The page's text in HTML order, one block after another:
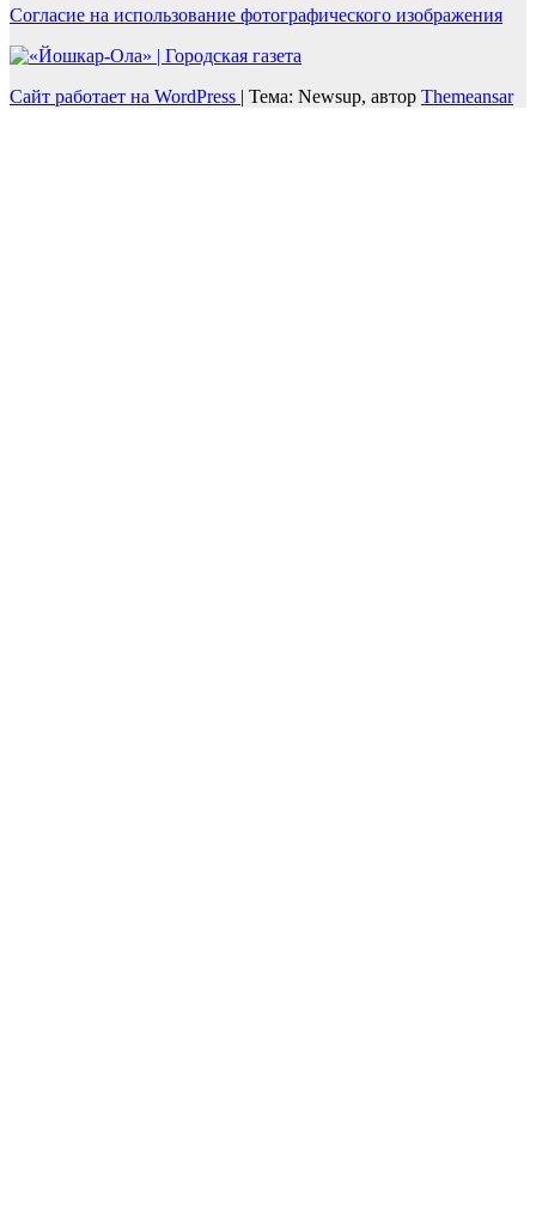
Согласие на использование фотографического изображения
Сайт работает на WordPress | Тема: Newsup, автор Themeansar